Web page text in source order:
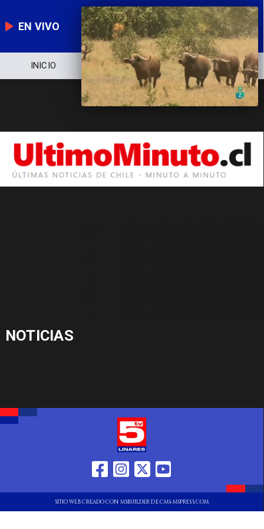
EN VIVO
INICIO NOTICIERO POLÍTICA
NOTICIAS
SITIO WEB CREADO CON MSBUILDER DE CMS-MSPRESS.COM